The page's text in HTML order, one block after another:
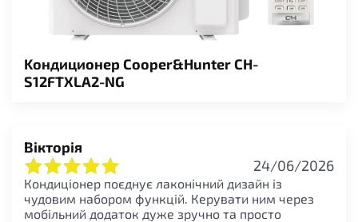
Kондиционер Cooper&Hunter CH-
S12FTXLA2-NG
Вікторія
24/06/2026
Кондиціонер поєднує лаконічний дизайн із
чудовим набором функцій. Керувати ним через
мобільний додаток дуже зручно та просто